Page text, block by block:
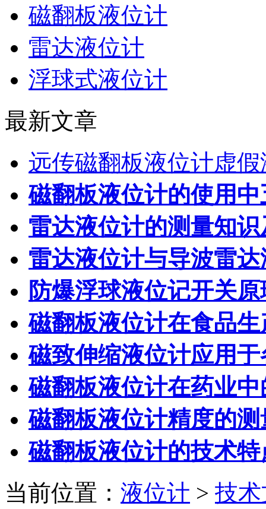
磁翻板液位计
雷达液位计
浮球式液位计
最新文章
远传磁翻板液位计虚
磁翻板液位计的使用
雷达液位计的测量知
雷达液位计与导波雷
防爆浮球液位记开关
磁翻板液位计在食品
磁致伸缩液位计应用
磁翻板液位计在药业
磁翻板液位计精度的
磁翻板液位计的技术
当前位置： 液位计 > 技